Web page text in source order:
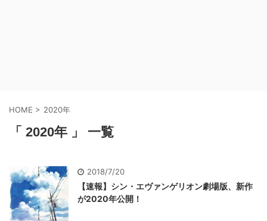
HOME > 2020年
「 2020年 」 一覧
2018/7/20
【速報】シン・エヴァンゲリオン劇場版、新作
が2020年公開！